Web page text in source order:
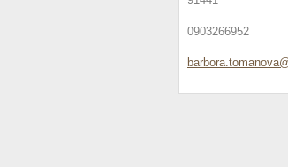
0903266952
barbora. tomanova